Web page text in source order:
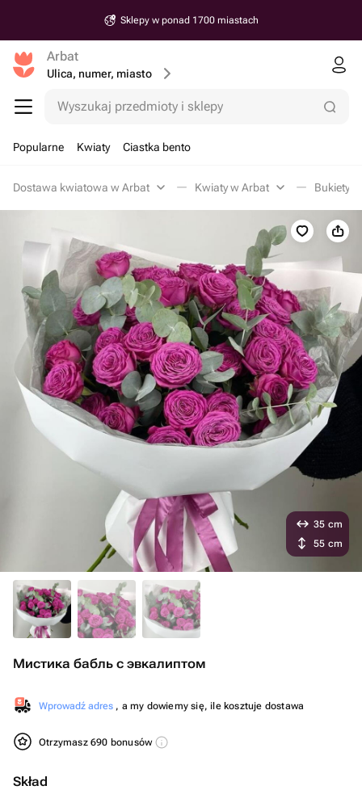
Sklepy w ponad 1700 miastach
Arbat
Ulica, numer, miasto
Wyszukaj przedmioty i sklepy
Popularne Kwiaty Ciastka bento
Dostawa kwiatowa w Arbat Kwiaty w Arbat Bukiety
Мистика бабль с эвкалиптом
Wprowadź adres , a my dowiemy się, ile kosztuje dostawa
Otrzymasz 690 bonusów
Skład
35 cm
55 cm